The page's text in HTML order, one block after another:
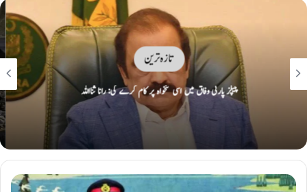
تازہ ترین
ایران نے دورانِ جنگ تباہ کیے امریکی و اسرائیلی طیارے نمائش کیلئے پیش کر دیے